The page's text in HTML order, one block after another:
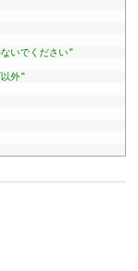
いでください"
外"